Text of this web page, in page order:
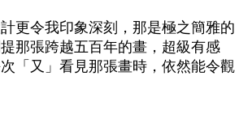
更令我印象深刻，那是極之簡雅的
那張跨越五百年的畫，超級有感
「又」看見那張畫時，依然能令觀